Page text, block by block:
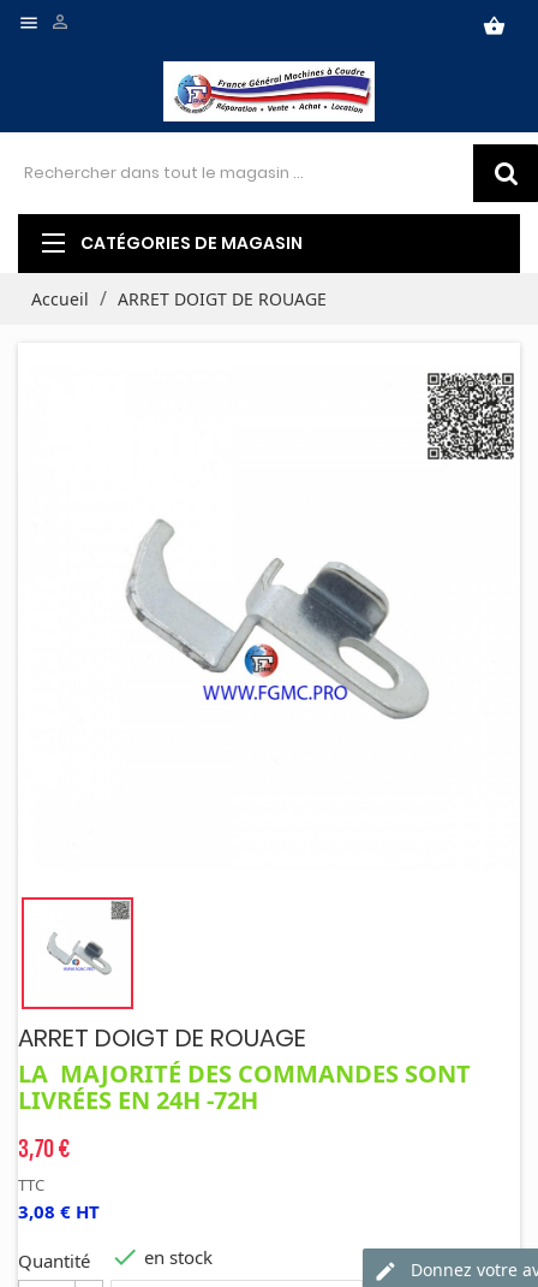
 shopping_basket

CATÉGORIES DE MAGASIN
Accueil ARRET DOIGT DE ROUAGE
ARRET DOIGT DE ROUAGE
LA MAJORITÉ DES COMMANDES SONT
LIVRÉES EN 24H -72H
3,70 €
TTC
3,08 € HT
Quantité  en stock
Donnez votre